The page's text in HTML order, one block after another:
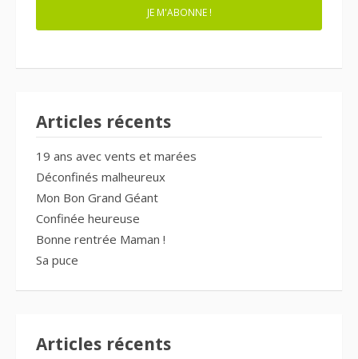
JE M'ABONNE !
Articles récents
19 ans avec vents et marées
Déconfinés malheureux
Mon Bon Grand Géant
Confinée heureuse
Bonne rentrée Maman !
Sa puce
Articles récents